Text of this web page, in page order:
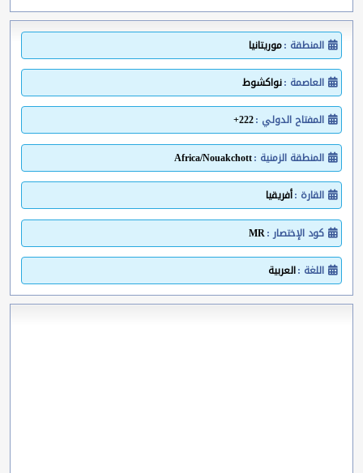
المنطقة :موريتانيا
العاصمة :نواكشوط
المفتاح الدولي :222+
المنطقة الزمنية :Africa/Nouakchott
القارة :أفريقيا
كود الإختصار :MR
اللغة :العربية